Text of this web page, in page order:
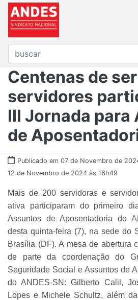
Centenas de
servidores
III Jornada para
de
Publicado em 07 de Novembro de
12 de Novembro de 2024 às 16h49
Mais de 200 servidoras e
ativa participaram do primeiro
Assuntos de Aposentadoria do
desta quinta-feira (7), na sede do
Brasília (DF). A mesa de abertura
de parte da coordenação do
Seguridade Social e Assuntos de
do ANDES-SN: Gilberto Calil,
Lopes e Michele Schultz, além